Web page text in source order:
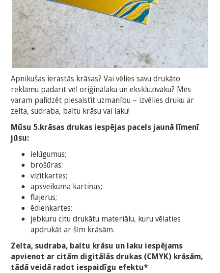
Apnikušas ierastās krāsas? Vai vēlies savu drukāto
reklāmu padarīt vēl oriģinālāku un ekskluzīvāku? Mēs
varam palīdzēt piesaistīt uzmanību – izvēlies druku ar
zelta, sudraba, baltu krāsu vai laku!
Mūsu 5.krāsas drukas iespējas pacels jaunā līmenī
jūsu:
ielūgumus;
brošūras:
vizītkartes;
apsveikuma kartiņas;
flajerus;
ēdienkartes;
jebkuru citu drukātu materiālu, kuru vēlaties
apdrukāt ar šīm krāsām.
Zelta, sudraba, baltu krāsu un laku iespējams
apvienot ar citām digitālās drukas (CMYK) krāsām,
tādā veidā radot iespaidīgu efektu*